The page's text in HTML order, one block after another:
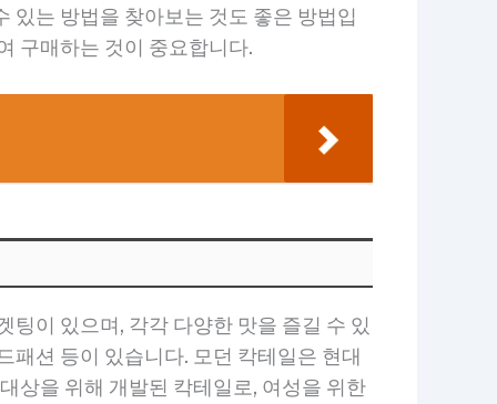
있는 방법을 찾아보는 것도 좋은 방법입
구매하는 것이 중요합니다.
이 있으며, 각각 다양한 맛을 즐길 수 있
패션 등이 있습니다. 모던 칵테일은 현대
상을 위해 개발된 칵테일로, 여성을 위한